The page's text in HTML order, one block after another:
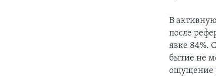
В
после
явке 84%.
бытие не
ощущение